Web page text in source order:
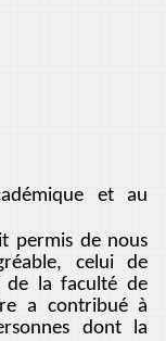
et au
permis de nous
celui de
de la faculté de
a contribué à
dont la